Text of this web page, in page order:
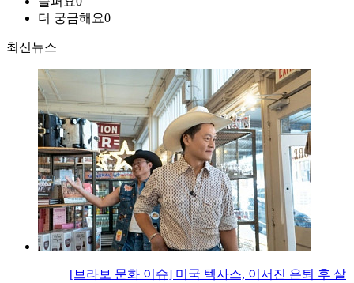
더 궁금해요0
최신뉴스
[브라보 문화 이슈] 미국 텍사스, 이서진 은퇴 후 살